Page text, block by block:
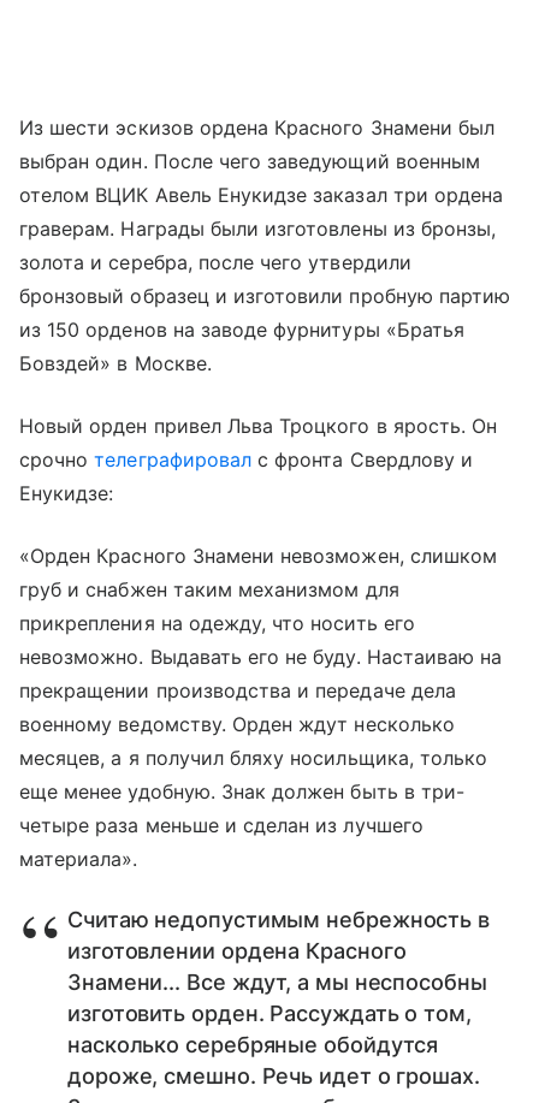
Из шести эскизов ордена Красного Знамени был
выбран один. После чего заведующий военным
отелом ВЦИК Авель Енукидзе заказал три ордена
граверам. Награды были изготовлены из бронзы,
золота и серебра, после чего утвердили
бронзовый образец и изготовили пробную партию
из 150 орденов на заводе фурнитуры «Братья
Бовздей» в Москве.
Новый орден привел Льва Троцкого в ярость. Он
срочнотелеграфировал с фронта Свердлову и
Енукидзе:
«Орден Красного Знамени невозможен, слишком
груб и снабжен таким механизмом для
прикрепления на одежду, что носить его
невозможно. Выдавать его не буду. Настаиваю на
прекращении производства и передаче дела
военному ведомству. Орден ждут несколько
месяцев, а я получил бляху носильщика, только
еще менее удобную. Знак должен быть в три-
четыре раза меньше и сделан из лучшего
материала».
Считаю недопустимым небрежность в
изготовлении ордена Красного
Знамени... Все ждут, а мы неспособны
изготовить орден. Рассуждать о том,
насколько серебряные обойдутся
дороже, смешно. Речь идет о грошах.